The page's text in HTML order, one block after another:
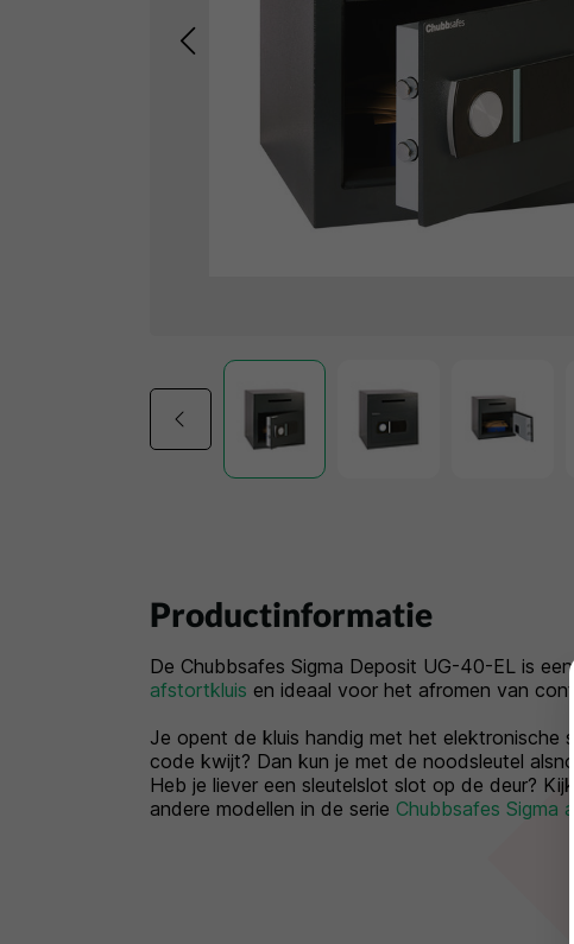
Productinformatie
De Chubbsafes Sigma Deposit UG-40-EL is een
afstortkluis en ideaal voor het afromen van
Je opent de kluis handig met het elektronische
code kwijt? Dan kun je met de noodsleutel
Heb je liever een sleutelslot slot op de deur?
andere modellen in de serie Chubbsafes Sigma